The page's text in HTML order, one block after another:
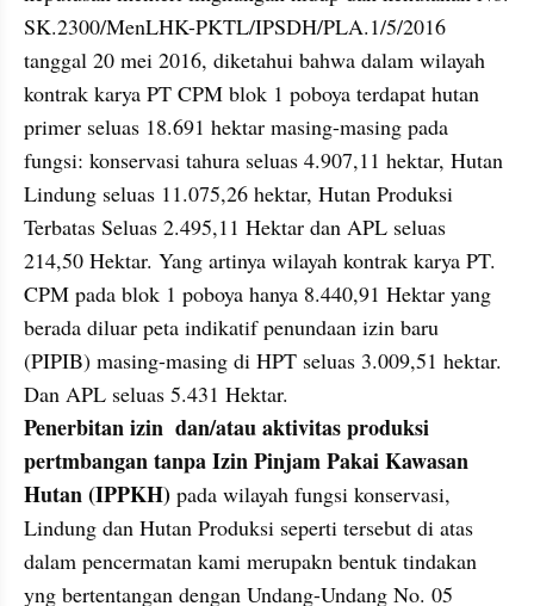
SK.2300/MenLHK-PKTL/IPSDH/PLA.1/5/2016
tanggal 20 mei 2016, diketahui bahwa dalam wilayah
kontrak karya PT CPM blok 1 poboya terdapat hutan
primer seluas 18.691 hektar masing-masing pada
fungsi: konservasi tahura seluas 4.907,11 hektar, Hutan
Lindung seluas 11.075,26 hektar, Hutan Produksi
Terbatas Seluas 2.495,11 Hektar dan APL seluas
214,50 Hektar. Yang artinya wilayah kontrak karya PT.
CPM pada blok 1 poboya hanya 8.440,91 Hektar yang
berada diluar peta indikatif penundaan izin baru
(PIPIB) masing-masing di HPT seluas 3.009,51 hektar.
Penerbitan izin  dan/atau aktivitas produksi
pertmbangan tanpa Izin Pinjam Pakai Kawasan
Hutan (IPPKH) pada wilayah fungsi konservasi,
Lindung dan Hutan Produksi seperti tersebut di atas
dalam pencermatan kami merupakn bentuk tindakan
yng bertentangan dengan Undang-Undang No. 05